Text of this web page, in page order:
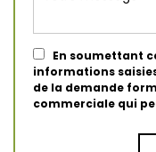
En soumettant
informations
de la demande
commerciale qui